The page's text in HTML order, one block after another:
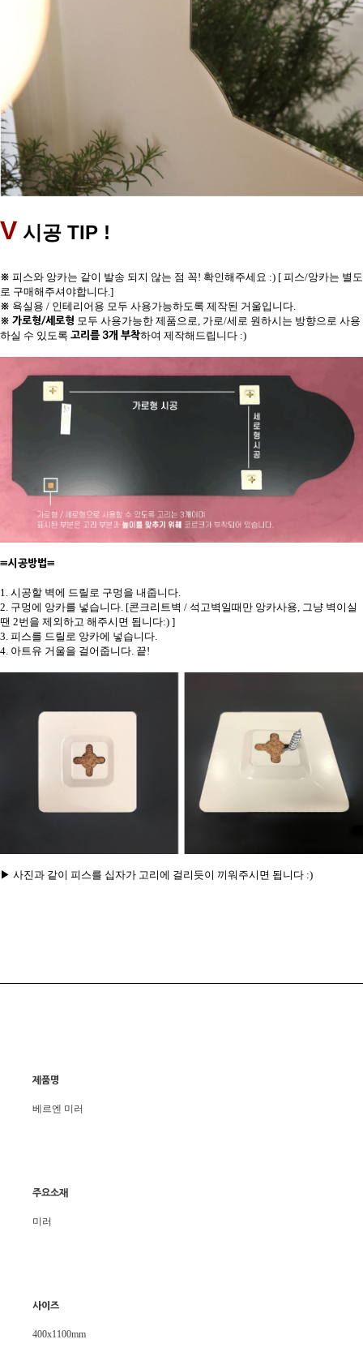
V 시공 TIP !
※ 피스와 앙카는 같이 발송 되지 않는 점 꼭! 확인해주세요 :) [ 피스/앙카는 별도
로 구매해주셔야합니다.]
※ 욕실용 / 인테리어용 모두 사용가능하도록 제작된 거울입니다.
※ 가로형/세로형 모두 사용가능한 제품으로, 가로/세로 원하시는 방향으로 사용
하실 수 있도록 고리를 3개 부착하여 제작해드립니다 :)
≡시공방법≡
1. 시공할 벽에 드릴로 구멍을 내줍니다.
2. 구멍에 앙카를 넣습니다. [콘크리트벽 / 석고벽일때만 앙카사용, 그냥 벽이실
땐 2번을 제외하고 해주시면 됩니다:) ]
3. 피스를 드릴로 앙카에 넣습니다.
4. 아트유 거울을 걸어줍니다. 끝!
▶ 사진과 같이 피스를 십자가 고리에 걸리듯이 끼워주시면 됩니다 :)
제품명
베르엔 미러
주요소재
미러
사이즈
400x1100mm